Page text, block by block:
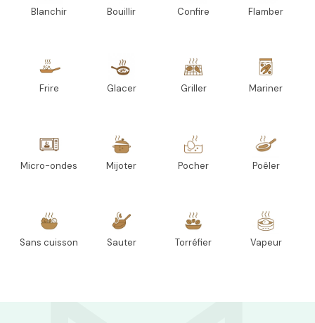
Blanchir Bouillir Confire Flamber
Frire Glacer Griller Mariner
Micro-ondes Mijoter Pocher Poêler
Sans cuisson Sauter Torréfier Vapeur